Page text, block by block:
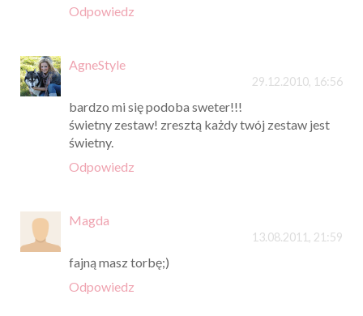
Odpowiedz
AgneStyle
29.12.2010, 16:56
bardzo mi się podoba sweter!!!
świetny zestaw! zresztą każdy twój zestaw jest
świetny.
Odpowiedz
Magda
13.08.2011, 21:59
fajną masz torbę;)
Odpowiedz